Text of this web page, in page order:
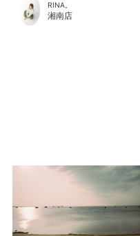
RINA。
湘南店